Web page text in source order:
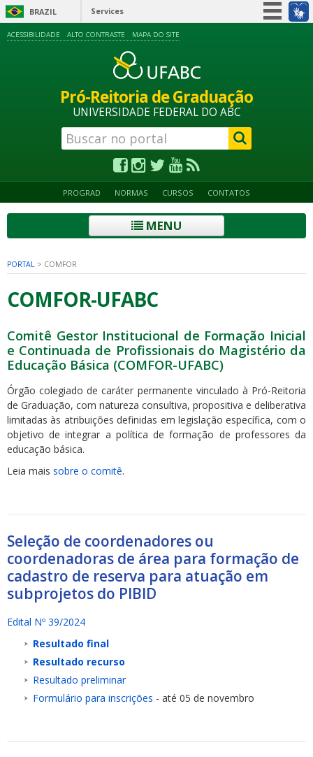
BRAZIL Services
Information access
Legislation
ACESSIBILIDADE ALTO CONTRASTE MAPA DO SITE
Pró-Reitoria de Graduação
UNIVERSIDADE FEDERAL DO ABC
PROGRAD NORMAS CURSOS CONTATOS
MENU
PORTAL > COMFOR
COMFOR-UFABC
Comitê Gestor Institucional de Formação Inicial
e Continuada de Profissionais do Magistério da
Educação Básica (COMFOR-UFABC)
Órgão colegiado de caráter permanente vinculado à Pró-Reitoria
de Graduação, com natureza consultiva, propositiva e deliberativa
limitadas às atribuições definidas em legislação específica, com o
objetivo de integrar a política de formação de professores da
educação básica.
Leia mais sobre o comitê.
Seleção de coordenadores ou
coordenadoras de área para formação de
cadastro de reserva para atuação em
subprojetos do PIBID
Edital Nº 39/2024
Resultado final
Resultado recurso
Resultado preliminar
Formulário para inscrições - até 05 de novembro